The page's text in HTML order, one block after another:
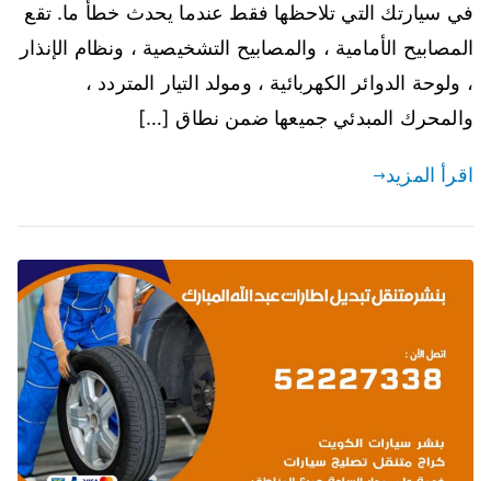
في سيارتك التي تلاحظها فقط عندما يحدث خطأ ما. تقع
المصابيح الأمامية ، والمصابيح التشخيصية ، ونظام الإنذار
، ولوحة الدوائر الكهربائية ، ومولد التيار المتردد ،
والمحرك المبدئي جميعها ضمن نطاق […]
اقرأ المزيد